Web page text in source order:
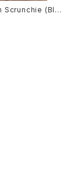
Scrunchie (Blac